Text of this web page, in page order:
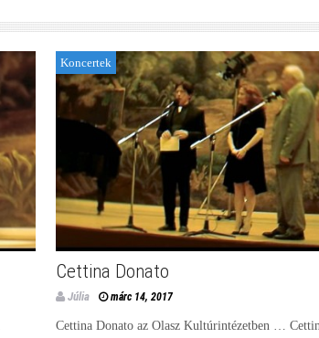
Koncertek
Cettina Donato
Júlia márc 14, 2017
Cettina Donato az Olasz Kultúrintézetben …